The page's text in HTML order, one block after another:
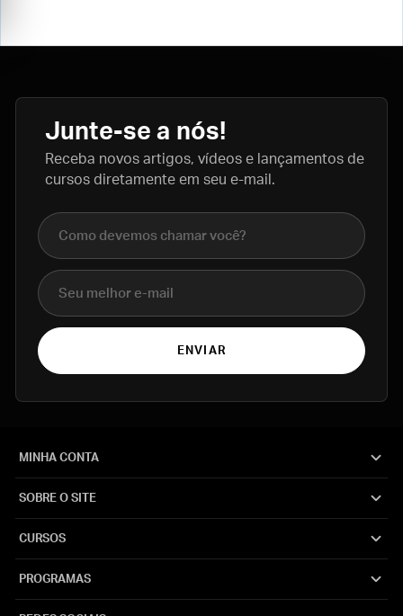
Junte-se a nós!
Receba novos artigos, vídeos e lançamentos de
cursos diretamente em seu e-mail.
Nome completo
E-mail
ENVIAR
MINHA CONTA
SOBRE O SITE
CURSOS
PROGRAMAS